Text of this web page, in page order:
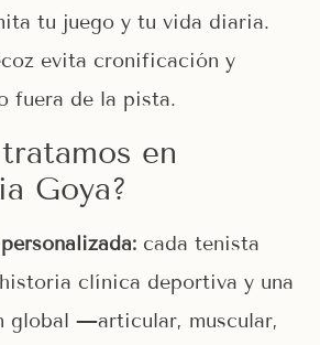
tu juego y tu vida diaria.
evita cronificación y
fuera de la pista.
en
Goya?
cada tenista
clínica deportiva y una
global —articular, muscular,